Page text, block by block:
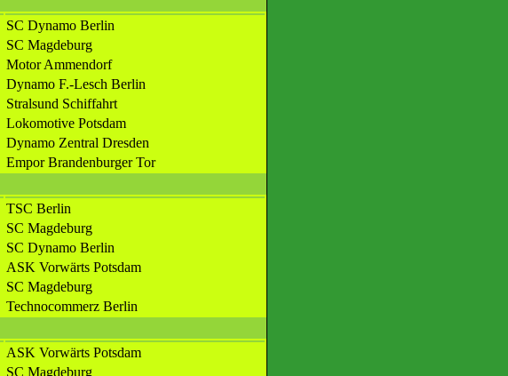
SC Dynamo Berlin
SC Magdeburg
Motor Ammendorf
Dynamo F.-Lesch Berlin
Stralsund Schiffahrt
Lokomotive Potsdam
Dynamo Zentral Dresden
Empor Brandenburger Tor
TSC Berlin
SC Magdeburg
SC Dynamo Berlin
ASK Vorwärts Potsdam
SC Magdeburg
Technocommerz Berlin
ASK Vorwärts Potsdam
SC Magdeburg